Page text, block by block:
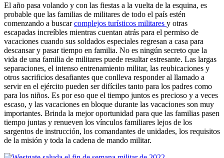
El año pasa volando y con las fiestas a la vuelta de la esquina, es
probable que las familias de militares de todo el país estén
comenzando a buscarcomplejos turísticos militares y otras
escapadas increíbles mientras cuentan atrás para el permiso de
vacaciones cuando sus soldados especiales regresan a casa para
descansar y pasar tiempo en familia. No es ningún secreto que la
vida de una familia de militares puede resultar estresante. Las largas
separaciones, el intenso entrenamiento militar, las reubicaciones y
otros sacrificios desafiantes que conlleva responder al llamado a
servir en el ejército pueden ser difíciles tanto para los padres como
para los niños. Es por eso que el tiempo juntos es precioso y a veces
escaso, y las vacaciones en bloque durante las vacaciones son muy
importantes. Brinda la mejor oportunidad para que las familias pasen
tiempo juntas y renueven los vínculos familiares lejos de los
sargentos de instrucción, los comandantes de unidades, los requisitos
de la misión y toda la cadena de mando militar.